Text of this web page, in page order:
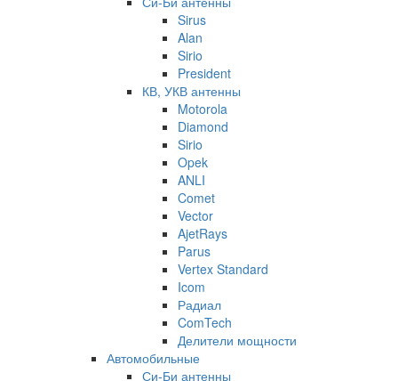
Sirus
Alan
Sirio
President
КВ, УКВ антенны
Motorola
Diamond
Sirio
Opek
ANLI
Comet
Vector
AjetRays
Parus
Vertex Standard
Icom
Радиал
ComTech
Делители мощности
Автомобильные
Си-Би антенны